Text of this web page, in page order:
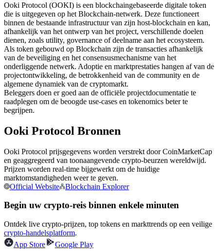
USDC-futures
Futures met USDC als onderpand
Kopiëren Handel
Sluit je aan bij top traders
Ooki Protocol (OOKI) is een blockchaingebaseerde digitale token
die is uitgegeven op het Blockchain-netwerk. Deze functioneert
binnen de bestaande infrastructuur van zijn host-blockchain en kan,
afhankelijk van het ontwerp van het project, verschillende doelen
dienen, zoals utility, governance of deelname aan het ecosysteem.
Als token gebouwd op Blockchain zijn de transacties afhankelijk
van de beveiliging en het consensusmechanisme van het
onderliggende netwerk. Adoptie en marktprestaties hangen af van de
projectontwikkeling, de betrokkenheid van de community en de
algemene dynamiek van de cryptomarkt.
Beleggers doen er goed aan de officiële projectdocumentatie te
raadplegen om de beoogde use-cases en tokenomics beter te
begrijpen.
Ooki Protocol Bronnen
Ooki Protocol prijsgegevens worden verstrekt door CoinMarketCap
en geaggregeerd van toonaangevende crypto-beurzen wereldwijd.
Prijzen worden real-time bijgewerkt om de huidige
marktomstandigheden weer te geven.
Official Website
Blockchain Explorer
Begin uw crypto-reis binnen enkele minuten
Ontdek live crypto-prijzen, top tokens en markttrends op een veilige
crypto-handelsplatform.
App Store
Google Play